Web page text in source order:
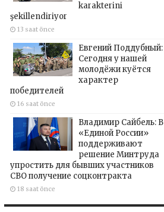
karakterini
şekillendiriyor
13 saat önce
Евгений Поддубный:
Сегодня у нашей
молодёжи куётся
характер
победителей
16 saat önce
Владимир Сайбель: В
«Единой России»
поддерживают
решение Минтруда
упростить для бывших участников
СВО получение соцконтракта
18 saat önce